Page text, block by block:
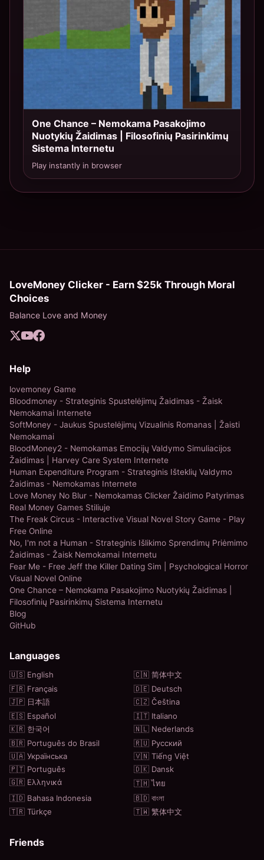
TOP 10
One Chance – Nemokama Pasakojimo
Nuotykių Žaidimas | Filosofinių Pasirinkimų
Sistema Internetu
Play instantly in browser
LoveMoney Clicker - Earn $25k Through Moral
Choices
Balance Love and Money
Help
lovemoney Game
Bloodmoney - Strateginis Spustelėjimų Žaidimas - Žaisk
Nemokamai Internete
SoftMoney - Jaukus Spustelėjimų Vizualinis Romanas | Žaisti
Nemokamai
BloodMoney2 - Nemokamas Emocijų Valdymo Simuliacijos
Žaidimas | Harvey Care System Internete
Human Expenditure Program - Strateginis Išteklių Valdymo
Žaidimas - Nemokamas Internete
Love Money No Blur - Nemokamas Clicker Žaidimo Patyrimas
Real Money Games Stiliuje
The Freak Circus - Interactive Visual Novel Story Game - Play
Free Online
No, I'm not a Human - Strateginis Išlikimo Sprendimų Priėmimo
Žaidimas - Žaisk Nemokamai Internetu
Fear Me - Free Jeff the Killer Dating Sim | Psychological Horror
Visual Novel Online
One Chance – Nemokama Pasakojimo Nuotykių Žaidimas |
Filosofinių Pasirinkimų Sistema Internetu
Blog
GitHub
Languages
🇺🇸 English
🇨🇳 简体中文
🇫🇷 Français
🇩🇪 Deutsch
🇯🇵 日本語
🇨🇿 Čeština
🇪🇸 Español
🇮🇹 Italiano
🇰🇷 한국어
🇳🇱 Nederlands
🇧🇷 Português do Brasil
🇷🇺 Русский
🇺🇦 Українська
🇻🇳 Tiếng Việt
🇵🇹 Português
🇩🇰 Dansk
🇬🇷 Ελληνικά
🇹🇭 ไทย
🇮🇩 Bahasa Indonesia
🇧🇩 বাংলা
🇹🇷 Türkçe
🇹🇼 繁体中文
Friends